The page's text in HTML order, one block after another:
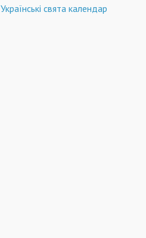
Українські свята календар